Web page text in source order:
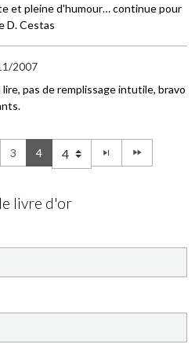
et pleine d'humour… continue pour
D. Cestas
2007
lire, pas de remplissage intutile, bravo
3 4
livre d'or